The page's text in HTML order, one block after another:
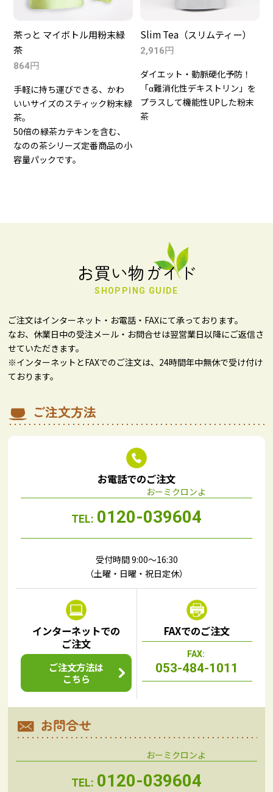
茶っと マイボトル用粉末緑
茶
864円
手軽に持ち運びできる、かわ
いいサイズのスティック粉末緑
茶。
50倍の緑茶カテキンを含む、
なのの茶シリーズ定番商品の小
容量パックです。
Slim Tea（スリムティー）
2,916円
ダイエット・動脈硬化予防！
「α難消化性デキストリン」を
プラスして機能性UPした粉末
茶
お買い物ガイド
SHOPPING GUIDE
ご注文はインターネット・お電話・FAXにて承っております。
なお、休業日中の受注メール・お問合せは翌営業日以降にご返信さ
せていただきます。
※インターネットとFAXでのご注文は、24時間年中無休で受け付け
ております。
ご注文方法
お電話でのご注文
TEL: 0120-039604
受付時間 9:00～16:30
（土曜・日曜・祝日定休）
インターネットでの
ご注文
ご注文方法は
こちら
FAXでのご注文
FAX:
053-484-1011
お問合せ
TEL: 0120-039604